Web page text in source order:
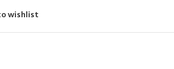
wishlist